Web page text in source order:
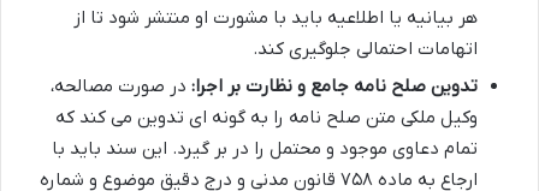
هر بیانیه یا اطلاعیه باید با مشورت او منتشر شود تا از
اتهامات احتمالی جلوگیری کند.
تدوین صلح نامه جامع و نظارت بر اجرا: در صورت مصالحه،
وکیل ملکی متن صلح نامه را به گونه ای تدوین می کند که
تمام دعاوی موجود و محتمل را در بر گیرد. این سند باید با
ارجاع به ماده ۷۵۸ قانون مدنی و درج دقیق موضوع و شماره